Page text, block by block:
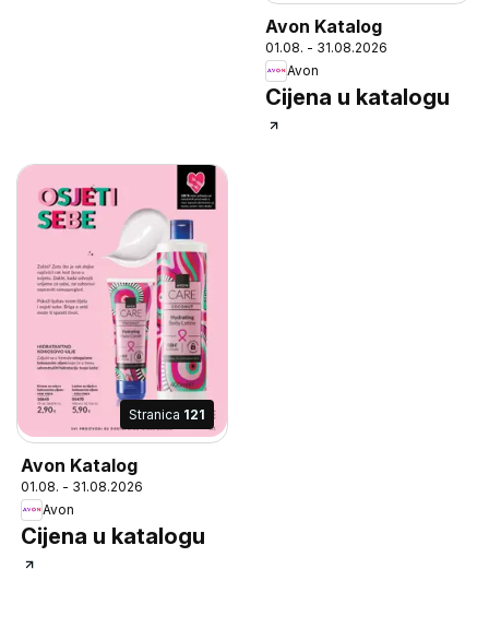
Avon Katalog
01.08. - 31.08.2026
Avon
Cijena u katalogu
Stranica 121
Avon Katalog
01.08. - 31.08.2026
Avon
Cijena u katalogu